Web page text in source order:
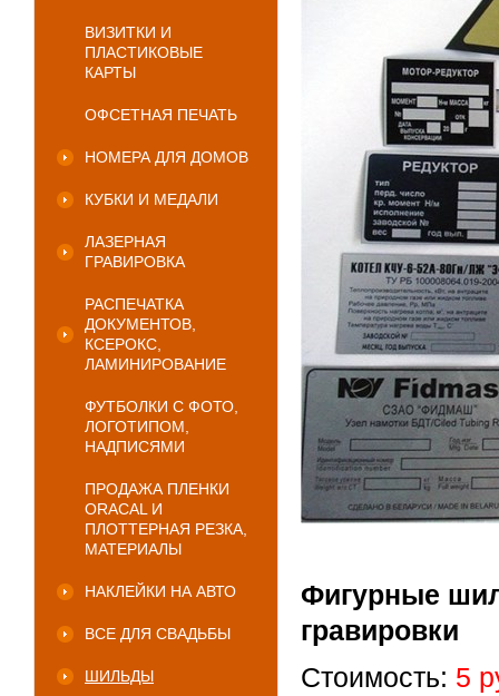
ВИЗИТКИ И
ПЛАСТИКОВЫЕ
КАРТЫ
ОФСЕТНАЯ ПЕЧАТЬ
НОМЕРА ДЛЯ ДОМОВ
КУБКИ И МЕДАЛИ
ЛАЗЕРНАЯ
ГРАВИРОВКА
РАСПЕЧАТКА
ДОКУМЕНТОВ,
КСЕРОКС,
ЛАМИНИРОВАНИЕ
ФУТБОЛКИ С ФОТО,
ЛОГОТИПОМ,
НАДПИСЯМИ
ПРОДАЖА ПЛЕНКИ
ORACAL И
ПЛОТТЕРНАЯ РЕЗКА,
МАТЕРИАЛЫ
НАКЛЕЙКИ НА АВТО
ВСЕ ДЛЯ СВАДЬБЫ
ШИЛЬДЫ
Фигурные
гравировки
Стоимость: 5